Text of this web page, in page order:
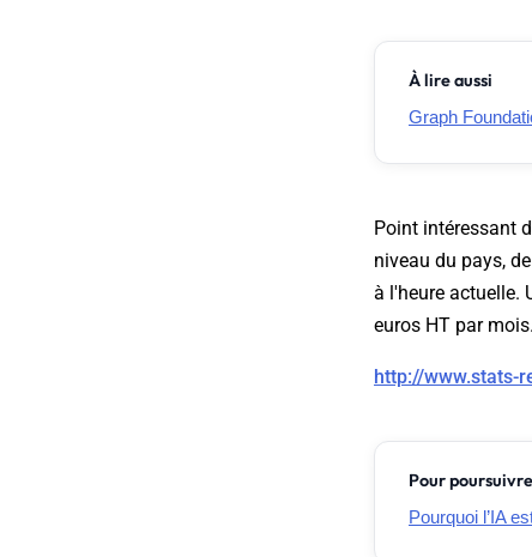
À lire aussi
Graph
Point intéressant
niveau du pays,
à l'heure actuelle.
euros HT par mois.
http://www.stats-
Pour
Pourquoi l’IA